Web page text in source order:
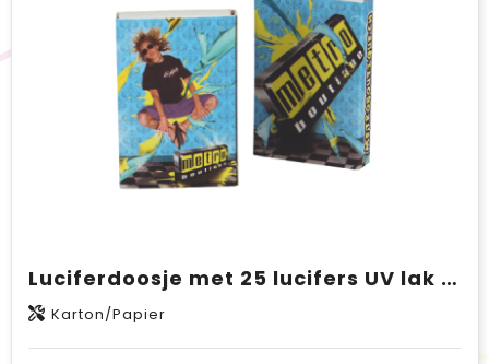
Luciferdoosje met 25 lucifers UV lak uitvoering met full colour opdruk
Karton/Papier